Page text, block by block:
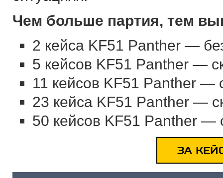
Чем больше партия, тем
2 кейса KF51 Panther—
5 кейсов KF51 Panther—
11 кейсов KF51 Panther—
23 кейса KF51 Panther—
50 кейсов KF51 Panther—
ЗА